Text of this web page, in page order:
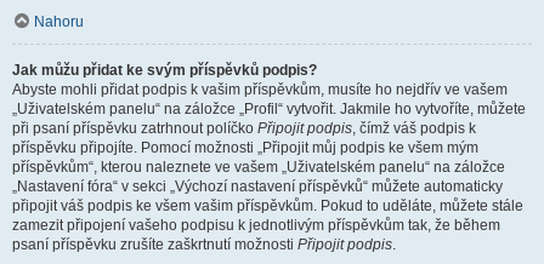
Nahoru
Jak můžu přidat ke svým příspěvků podpis?
Abyste mohli přidat podpis k vašim příspěvkům, musíte ho nejdřív ve vašem
„Uživatelském panelu“ na záložce „Profil“ vytvořit. Jakmile ho vytvoříte, můžete
při psaní příspěvku zatrhnout políčko Připojit podpis, čímž váš podpis k
příspěvku připojíte. Pomocí možnosti „Připojit můj podpis ke všem mým
příspěvkům“, kterou naleznete ve vašem „Uživatelském panelu“ na záložce
„Nastavení fóra“ v sekci „Výchozí nastavení příspěvků“ můžete automaticky
připojit váš podpis ke všem vašim příspěvkům. Pokud to uděláte, můžete stále
zamezit připojení vašeho podpisu k jednotlivým příspěvkům tak, že během
psaní příspěvku zrušíte zaškrtnutí možnosti Připojit podpis.